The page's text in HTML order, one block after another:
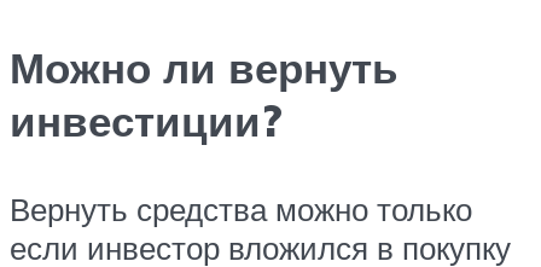
Можно ли вернуть
инвестиции?
Вернуть средства можно только
если инвестор вложился в покупку